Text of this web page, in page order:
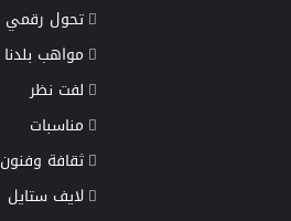
تحول رقمي
مواهب بلدنا
لفت نظر
مناسبات
ثقافة وفنون
لايف ستايل